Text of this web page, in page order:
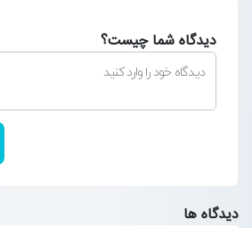
دیدگاه شما چیست؟
دیدگاه ها